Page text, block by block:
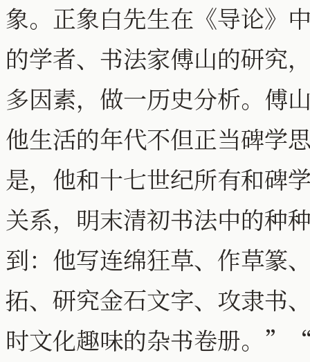
象。正象白先生在《导论》
的学者、书法家傅山的研究
多因素，做一历史分析。傅
他生活的年代不但正当碑学
是，他和十七世纪所有和碑
关系，明末清初书法中的种
到：他写连绵狂草、作草篆
拓、研究金石文字、攻隶书
时文化趣味的杂书卷册。